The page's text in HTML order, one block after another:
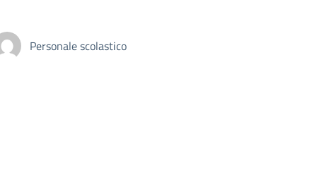
Personale scolastico